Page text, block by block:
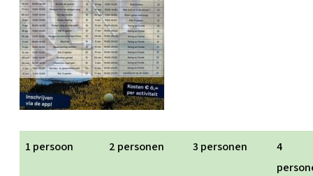
1 persoon 2 personen 3 personen
4